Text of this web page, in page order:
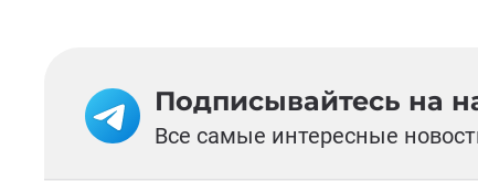
Подписывайтесь на
Все самые интересные